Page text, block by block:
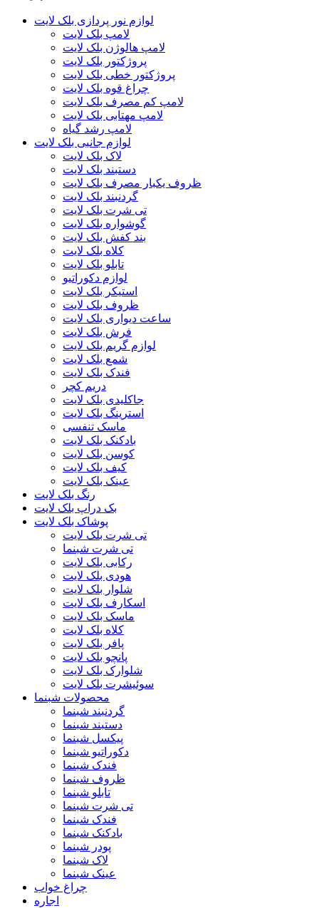
لوازم نور پردازی بلک لایت
لامپ بلک لایت
لامپ هالوژن بلک لایت
پروژکتور بلک لایت
پروژکتور خطی بلک لایت
چراغ قوه بلک لایت
لامپ کم مصرف بلک لایت
لامپ مهتابی بلک لایت
لامپ رشد گیاه
لوازم جانبی بلک لایت
لاک بلک لایت
دستبند بلک لایت
ظروف یکبار مصرف بلک لایت
گردنبند بلک لایت
تی شرت بلک لایت
گوشواره بلک لایت
بند کفش بلک لایت
کلاه بلک لایت
تابلو بلک لایت
لوازم دکوراتیو
استیکر بلک لایت
ظروف بلک لایت
ساعت دیواری بلک لایت
فرش بلک لایت
لوازم گریم بلک لایت
شمع بلک لایت
فندک بلک لایت
دریم کچر
جاکلیدی بلک لایت
استرینگ بلک لایت
ماسک تنفسی
بادکنک بلک لایت
کوسن بلک لایت
کیف بلک لایت
عینک بلک لایت
رنگ بلک لایت
بک دراپ بلک لایت
پوشاک بلک لایت
تی شرت بلک لایت
تی شرت شبنما
رکابی بلک لایت
هودی بلک لایت
شلوار بلک لایت
اسکارف بلک لایت
ماسک بلک لایت
کلاه بلک لایت
پافر بلک لایت
پانچو بلک لایت
شلوارک بلک لایت
سوئیشرت بلک لایت
محصولات شبنما
گردنبند شبنما
دستبند شبنما
پیکسل شبنما
دکوراتیو شبنما
فندک شبنما
ظروف شبنما
تابلو شبنما
تی شرت شبنما
فندک شبنما
بادکنک شبنما
پودر شبنما
لاک شبنما
عینک شبنما
چراغ خواب
اجاره